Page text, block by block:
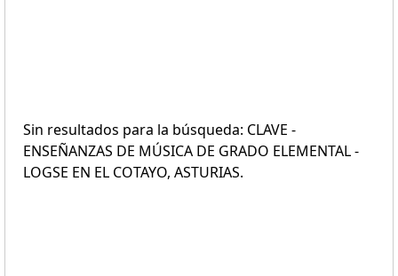
Sin resultados para la búsqueda: CLAVE -
ENSEÑANZAS DE MÚSICA DE GRADO ELEMENTAL -
LOGSE EN EL COTAYO, ASTURIAS.